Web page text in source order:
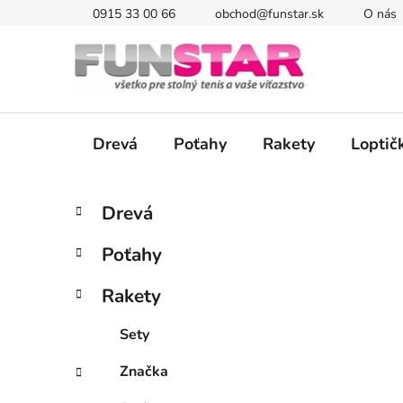
0915 33 00 66 obchod@funstar.sk O nás
Drevá Poťahy Rakety
B
č
ý
n
Preskočiť
kategórie
K
a
e
ó
Drevá
Poťahy
Rakety
Sety
Značka